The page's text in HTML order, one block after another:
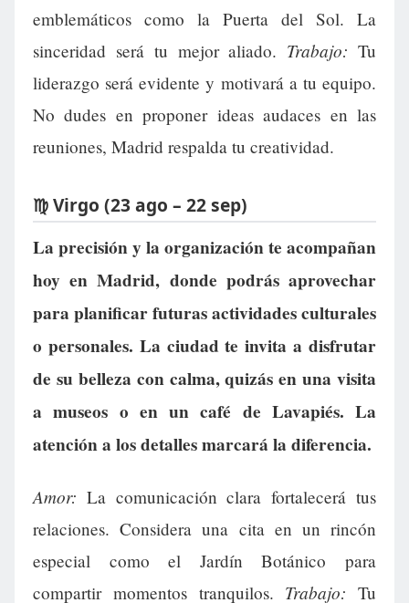
emblemáticos como la Puerta del Sol. La
sinceridad será tu mejor aliado. Trabajo: Tu
liderazgo será evidente y motivará a tu equipo.
No dudes en proponer ideas audaces en las
reuniones, Madrid respalda tu creatividad.
♍ Virgo (23 ago – 22 sep)
La precisión y la organización te acompañan
hoy en Madrid, donde podrás aprovechar
para planificar futuras actividades culturales
o personales. La ciudad te invita a disfrutar
de su belleza con calma, quizás en una visita
a museos o en un café de Lavapiés. La
atención a los detalles marcará la diferencia.
Amor: La comunicación clara fortalecerá tus
relaciones. Considera una cita en un rincón
especial como el Jardín Botánico para
compartir momentos tranquilos. Trabajo: Tu